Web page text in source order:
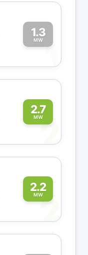
1.3
MW1
2.7
MW
2
2.2
MW2